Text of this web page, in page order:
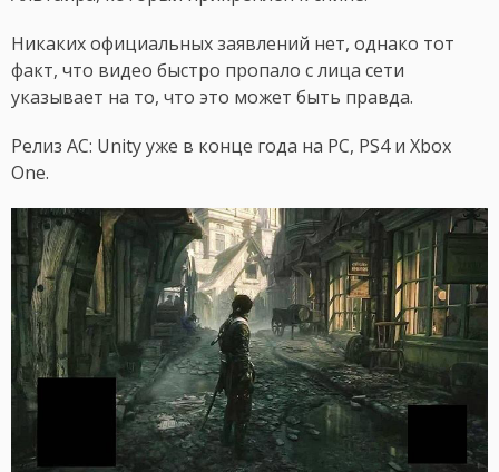
Никаких официальных заявлений нет, однако тот
факт, что видео быстро пропало с лица сети
указывает на то, что это может быть правда.
Релиз AC: Unity уже в конце года на PC, PS4 и Xbox
One.